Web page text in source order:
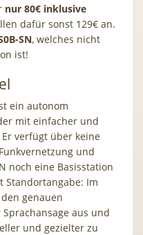
nur 80€ inklusive
dafür sonst 129€ an.
SN, welches nicht
ist!
ein autonom
mit einfacher und
verfügt über keine
und
noch eine Basisstation
Standortangabe: Im
genauen
aus und
und gezielter zu